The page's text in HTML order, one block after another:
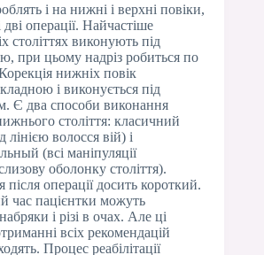
і на нижні і верхні повіки,
операції. Найчастіше
століттях виконують під
при цьому надріз робиться по
нижніх повік
і виконується під
Є два способи виконання
століття: класичний
лінією волосся вій) і
(всі маніпуляції
оболонку століття).
після операції досить короткий.
час пацієнтки можуть
і різі в очах. Але ці
всіх рекомендацій
Процес реабілітації